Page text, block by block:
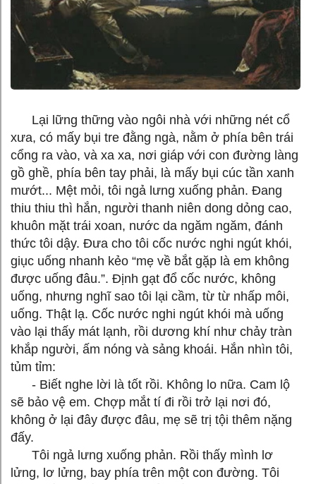
Lại lững thững vào ngôi nhà với những nét cổ
xưa, có mấy bụi tre đằng ngà, nằm ở phía bên trái
cổng ra vào, và xa xa, nơi giáp với con đường làng
gồ ghề, phía bên tay phải, là mấy bụi cúc tần xanh
mướt... Mệt mỏi, tôi ngả lưng xuống phản. Đang
thiu thiu thì hắn, người thanh niên dong dỏng cao,
khuôn mặt trái xoan, nước da ngăm ngăm, đánh
thức tôi dậy. Đưa cho tôi cốc nước nghi ngút khói,
giục uống nhanh kẻo “mẹ về bắt gặp là em không
được uống đâu.”. Định gạt đổ cốc nước, không
uống, nhưng nghĩ sao tôi lại cầm, từ từ nhấp môi,
uống. Thật lạ. Cốc nước nghi ngút khói mà uống
vào lại thấy mát lạnh, rồi dương khí như chảy tràn
khắp người, ấm nóng và sảng khoái. Hắn nhìn tôi,
tủm tỉm:
- Biết nghe lời là tốt rồi. Không lo nữa. Cam lộ
sẽ bảo vệ em. Chợp mắt tí đi rồi trở lại nơi đó,
không ở lại đây được đâu, mẹ sẽ trị tội thêm nặng
đấy.
Tôi ngả lưng xuống phản. Rồi thấy mình lơ
lửng, lơ lửng, bay phía trên một con đường. Tôi